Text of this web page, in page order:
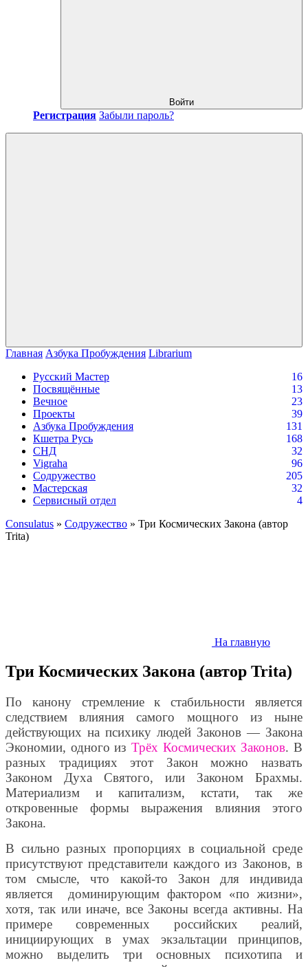
Войти
Регистрация Забыли пароль?
Главная Азбука Пробуждения Librarium
Русский Мастер
16
Посвящённые
13
Вечное
23
Проекты
39
Азбука Пробуждения
131
Кшетра Русь
168
СНД
32
Vigraha
96
Содружество
205
Мастерская
32
Сервисный отдел
4
Consulatus » Содружество » Три Космических Закона (автор
Trita)
На главную
Три Космических Закона (автор Trita)
По канону стремление к стабильности является
следствием влияния самого мощного из ныне
действующих на психику людей Законов — Закона
Экономии, одного из Трёх Космических Законов. В
разных традициях этот Закон можно назвать
Законом Духа Святого, или Законом Брахмы.
Материализм и капитализм, кстати, так же
откровенные формы выражения влияния этого
Закона.
В сильно разных пропорциях в социальной среде
присутствуют представители каждого из Законов, в
том смысле, что какой-то Закон для индивида
является доминирующим фактором «по жизни»,
хотя, так или иначе, все Законы всегда активны. На
примере современных российских реалий,
инициирующих в умах экзальтации принципов,
можно выделить три основных психотипа и